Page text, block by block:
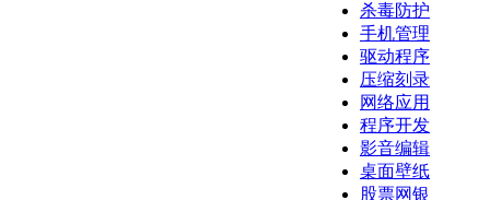
杀毒防护
手机管理
驱动程序
压缩刻录
网络应用
程序开发
影音编辑
桌面壁纸
股票网银